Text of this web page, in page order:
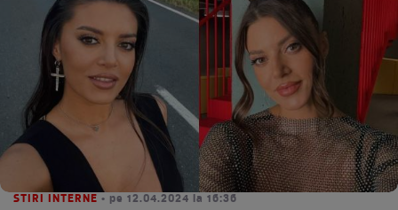
STIRI INTERNE • pe 12.04.2024 la 16:36